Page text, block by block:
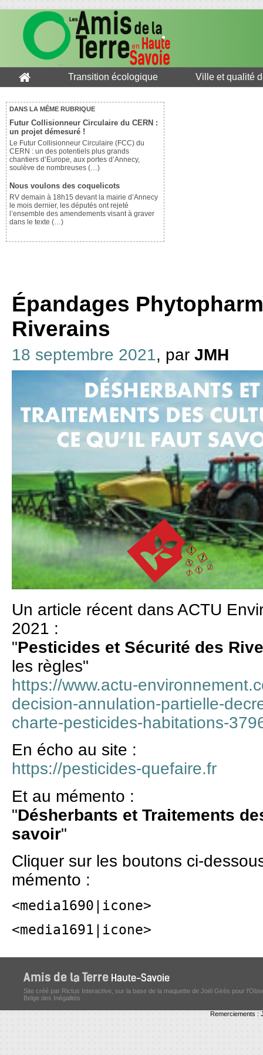
Transition écologique Ville et qualité
DANS LA MÊME RUBRIQUE
Futur Collisionneur Circulaire du CERN :
un projet démesuré !
Le Futur Collisionneur Circulaire (FCC) du
CERN : un des potentiels plus grands
chantiers d’Europe, aux portes d’Annecy,
soulève de nombreuses (…)
Nous voulons des coquelicots
RV demain à 18h15 devant la mairie d’Annecy
le mois dernier, les députés ont rejeté
l’ensemble des amendements visant à graver
dans le texte (…)
Épandages
Riverains
18 septembre 2021, par JMH
Un article récent dans ACTU
2021 :
"Pesticides et Sécurité des
les règles"
https://www.actu-
decision-annulation-partielle-
charte-pesticides-habitations-
En écho au site :
https://pesticides-quefaire.fr
Et au mémento :
"Désherbants et Traitements
savoir"
Cliquer sur les boutons ci-
mémento :
<media1690|icone>
<media1691|icone>
Site créé par Rictus Interactive, sur la base de la maquette de Joël Girès pour
Belge des Inégalités
Remerciements :